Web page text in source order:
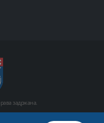
задржана.